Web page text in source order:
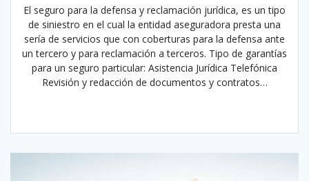
El seguro para la defensa y reclamación jurídica, es un tipo
de siniestro en el cual la entidad aseguradora presta una
sería de servicios que con coberturas para la defensa ante
un tercero y para reclamación a terceros. Tipo de garantías
para un seguro particular: Asistencia Jurídica Telefónica
Revisión y redacción de documentos y contratos…